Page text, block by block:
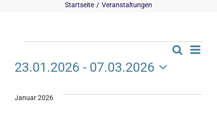
Startseite Veranstaltungen
Veranstaltungen
Suche
Liste
23.01.2026 - 07.03.2026
wählen.
Januar 2026